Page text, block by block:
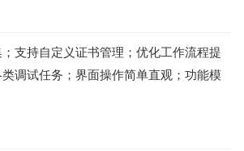
支持自定义证书管理；优化工作流程提
调试任务；界面操作简单直观；功能模